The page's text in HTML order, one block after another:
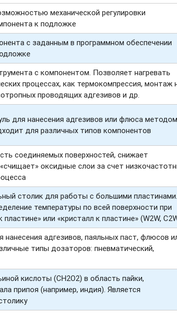
механической регулировки
к подложке
с заданным в программном обеспечении
с компонентом. Позволяет нагревать
процессах, как термокомпрессия, монтаж
проводящих адгезивов и др.
для нанесения адгезивов или флюса методом
для различных типов компонентов
соединяемых поверхностей, снижает
оксидные слои за счет
столик для работы с большими пластинами.
температуры по всей поверхности при
или «кристалл к пластине» (W2W,
адгезивов, паяльных паст, флюсов
типы дозаторов: пневматический,
кислоты (CH2O2) в область пайки,
припоя (например, индия). Является